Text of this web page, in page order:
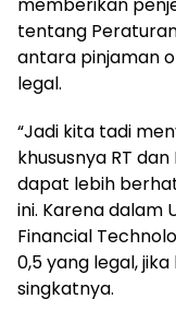
memberikan
tentang
antara pinjaman
legal.
“Jadi kita tadi
khususnya RT
dapat lebih
ini. Karena dalam
Financial
0,5 yang legal,
singkatnya.